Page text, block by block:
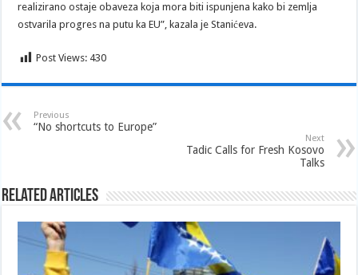
realizirano ostaje obaveza koja mora biti ispunjena kako bi zemlja
ostvarila progres na putu ka EU”, kazala je Stanićeva.
Post Views: 430
Previous
“No shortcuts to Europe”
Next
Tadic Calls for Fresh Kosovo
Talks
Related Articles